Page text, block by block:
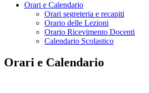
Orari e Calendario
Orari segreteria e recapiti
Orario delle Lezioni
Orario Ricevimento Docenti
Calendario Scolastico
Orari e Calendario